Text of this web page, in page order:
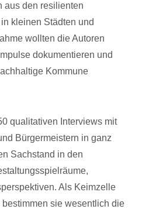
aus den resilienten
kleinen Städten und
wollten die Autoren
dokumentieren und
Kommune
qualitativen Interviews mit
Bürgermeistern in ganz
Sachstand in den
Als Keimzelle
sie wesentlich die